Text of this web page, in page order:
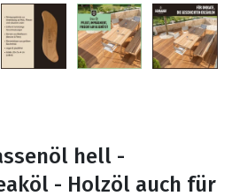
hell -
- Holzöl auch für